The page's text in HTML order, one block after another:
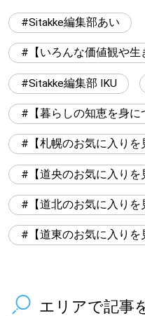
Sitakke編集部あい
【いろんな価値観や生
Sitakke編集部 IKU
【暮らしの知恵を身に
【札幌のお気に入りを
【道央のお気に入りを
【道北のお気に入りを
【道東のお気に入りを
エリアで記事